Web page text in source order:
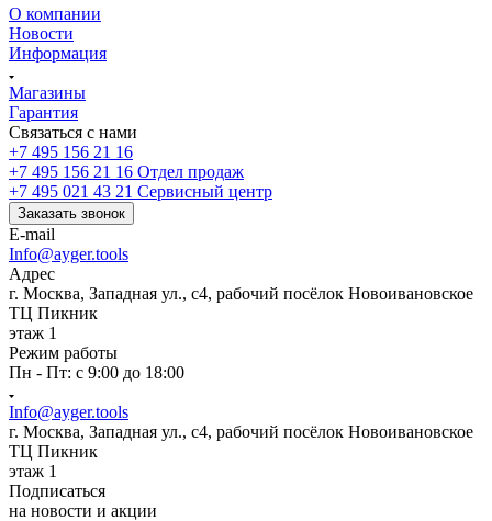
О компании
Новости
Информация
Магазины
Гарантия
Связаться с нами
+7 495 156 21 16
+7 495 156 21 16 Отдел продаж
+7 495 021 43 21 Cервисный центр
Заказать звонок
E-mail
Info@ayger.tools
Адрес
г. Москва, Западная ул., с4, рабочий посёлок Новоивановское
ТЦ Пикник
этаж 1
Режим работы
Пн - Пт: с 9:00 до 18:00
Info@ayger.tools
г. Москва, Западная ул., с4, рабочий посёлок Новоивановское
ТЦ Пикник
этаж 1
Подписаться
на новости и акции